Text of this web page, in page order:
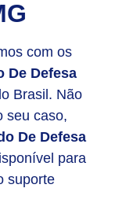
com os
De Defesa
Brasil. Não
seu caso,
De Defesa
para
suporte